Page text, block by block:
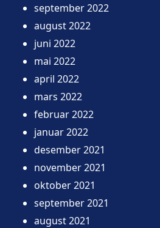
september 2022
august 2022
juni 2022
mai 2022
april 2022
mars 2022
februar 2022
januar 2022
desember 2021
november 2021
oktober 2021
september 2021
august 2021